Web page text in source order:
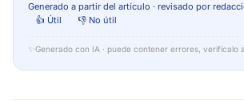
Generado a partir del artículo · revisado por
👍 Útil
👎 No útil
✨ Generado con IA · puede contener errores, verifícalo